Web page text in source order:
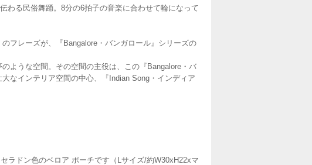
わる民俗舞踊。8分の6拍子の音楽に合わせて輪になって
フレーズが、『Bangalore・バンガロール』シリーズの
ような空間。その空間の主役は、この『Bangalore・バ
なインテリア空間の中心、『Indian Song・インディア
ラドン色のベロア ポーチです（Lサイズ/約W30xH22xマ